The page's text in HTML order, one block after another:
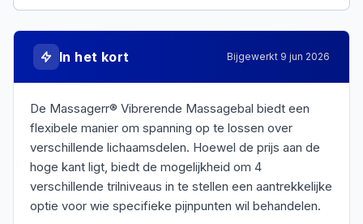
In het kort Bijgewerkt 9 jun 2026
De Massagerr® Vibrerende Massagebal biedt een
flexibele manier om spanning op te lossen over
verschillende lichaamsdelen. Hoewel de prijs aan de
hoge kant ligt, biedt de mogelijkheid om 4
verschillende trilniveaus in te stellen een aantrekkelijke
optie voor wie specifieke pijnpunten wil behandelen.